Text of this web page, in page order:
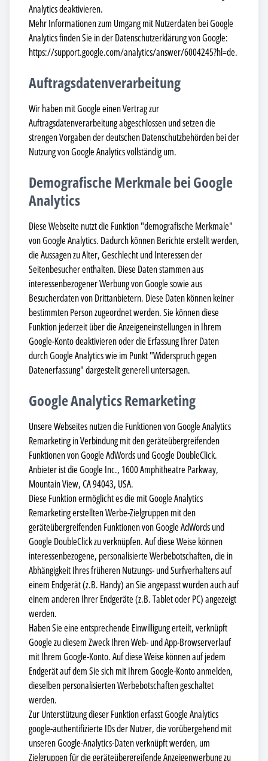
Analytics deaktivieren.
Mehr Informationen zum Umgang mit Nutzerdaten bei Google
Analytics finden Sie in der Datenschutzerklärung von Google:
https://support.google.com/analytics/answer/6004245?hl=de.
Auftragsdatenverarbeitung
Wir haben mit Google einen Vertrag zur
Auftragsdatenverarbeitung abgeschlossen und setzen die
strengen Vorgaben der deutschen Datenschutzbehörden bei der
Nutzung von Google Analytics vollständig um.
Demografische Merkmale bei Google
Analytics
Diese Webseite nutzt die Funktion "demografische Merkmale"
von Google Analytics. Dadurch können Berichte erstellt werden,
die Aussagen zu Alter, Geschlecht und Interessen der
Seitenbesucher enthalten. Diese Daten stammen aus
interessenbezogener Werbung von Google sowie aus
Besucherdaten von Drittanbietern. Diese Daten können keiner
bestimmten Person zugeordnet werden. Sie können diese
Funktion jederzeit über die Anzeigeneinstellungen in Ihrem
Google-Konto deaktivieren oder die Erfassung Ihrer Daten
durch Google Analytics wie im Punkt "Widerspruch gegen
Datenerfassung" dargestellt generell untersagen.
Google Analytics Remarketing
Unsere Webseites nutzen die Funktionen von Google Analytics
Remarketing in Verbindung mit den geräteübergreifenden
Funktionen von Google AdWords und Google DoubleClick.
Anbieter ist die Google Inc., 1600 Amphitheatre Parkway,
Mountain View, CA 94043, USA.
Diese Funktion ermöglicht es die mit Google Analytics
Remarketing erstellten Werbe-Zielgruppen mit den
geräteübergreifenden Funktionen von Google AdWords und
Google DoubleClick zu verknüpfen. Auf diese Weise können
interessenbezogene, personalisierte Werbebotschaften, die in
Abhängigkeit Ihres früheren Nutzungs- und Surfverhaltens auf
einem Endgerät (z.B. Handy) an Sie angepasst wurden auch auf
einem anderen Ihrer Endgeräte (z.B. Tablet oder PC) angezeigt
werden.
Haben Sie eine entsprechende Einwilligung erteilt, verknüpft
Google zu diesem Zweck Ihren Web- und App-Browserverlauf
mit Ihrem Google-Konto. Auf diese Weise können auf jedem
Endgerät auf dem Sie sich mit Ihrem Google-Konto anmelden,
dieselben personalisierten Werbebotschaften geschaltet
werden.
Zur Unterstützung dieser Funktion erfasst Google Analytics
google-authentifizierte IDs der Nutzer, die vorübergehend mit
unseren Google-Analytics-Daten verknüpft werden, um
Zielgruppen für die geräteübergreifende Anzeigenwerbung zu